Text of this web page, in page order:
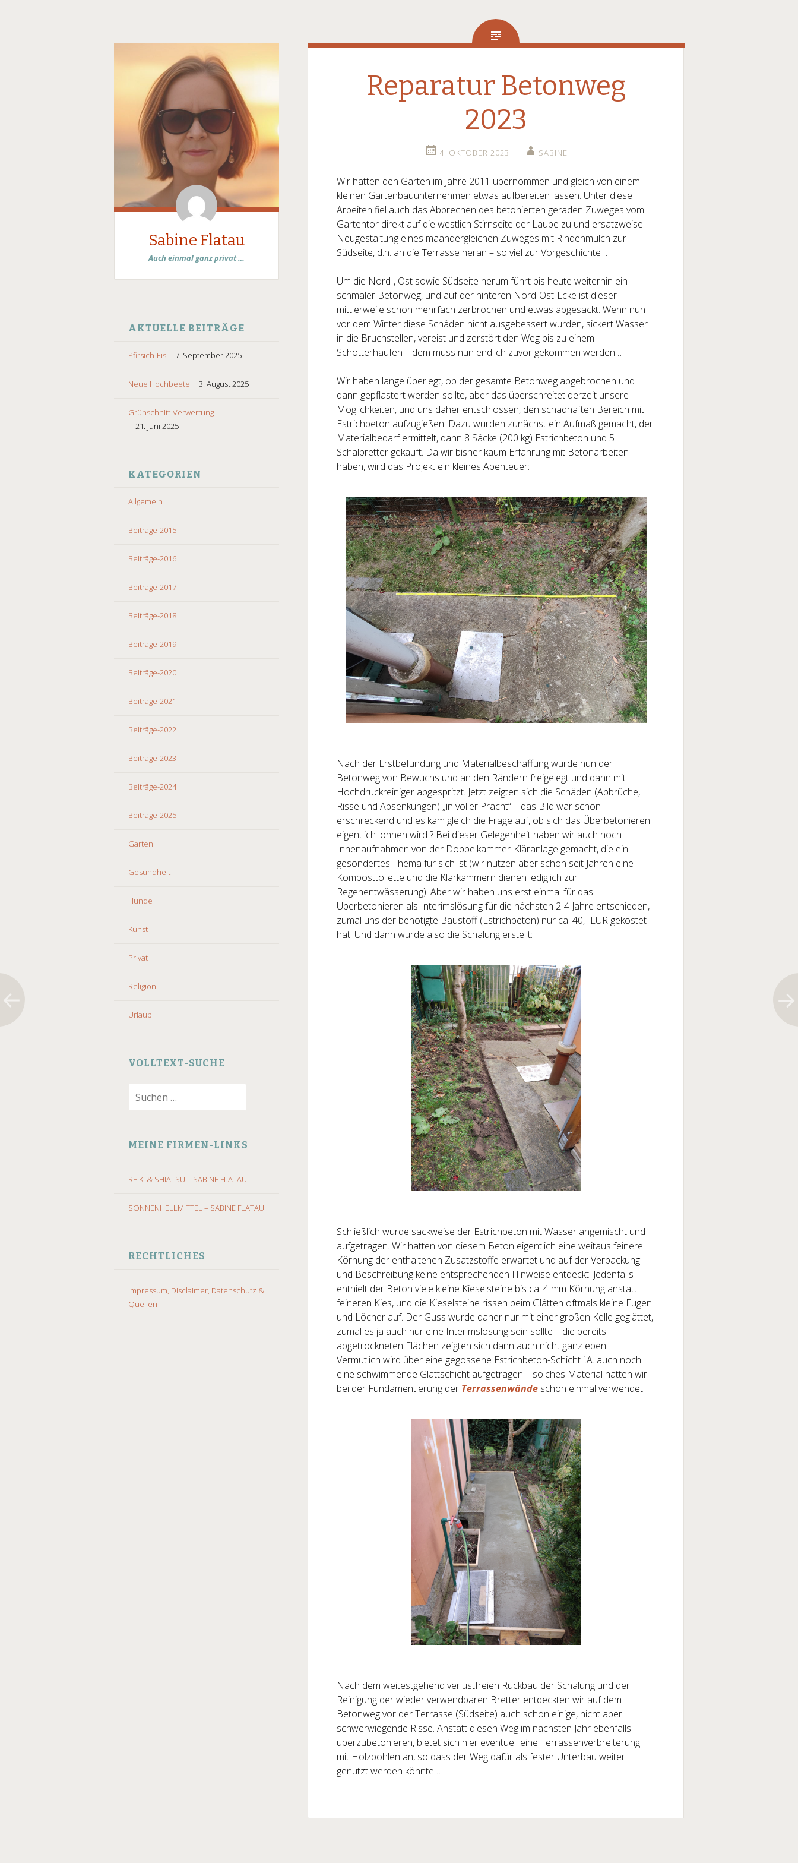
Sabine Flatau
Auch einmal ganz privat …
CONTENT
AKTUELLE BEITRÄGE
Pfirsich-Eis 7. September 2025
Neue Hochbeete 3. August 2025
Grünschnitt-Verwertung
21. Juni 2025
KATEGORIEN
Allgemein
Beiträge-2015
Beiträge-2016
Beiträge-2017
Beiträge-2018
Beiträge-2019
Beiträge-2020
Beiträge-2021
Beiträge-2022
Beiträge-2023
Beiträge-2024
Beiträge-2025
Garten
Gesundheit
Hunde
Kunst
Privat
Religion
Urlaub
VOLLTEXT-SUCHE
MEINE FIRMEN-LINKS
REIKI & SHIATSU – SABINE FLATAU
SONNENHELLMITTEL – SABINE FLATAU
RECHTLICHES
Impressum, Disclaimer, Datenschutz &
Quellen
Reparatur Betonweg
2023
4. OKTOBER 2023 SABINE
Wir hatten den Garten im Jahre 2011 übernommen und gleich von einem
kleinen Gartenbauunternehmen etwas aufbereiten lassen. Unter diese
Arbeiten fiel auch das Abbrechen des betonierten geraden Zuweges vom
Gartentor direkt auf die westlich Stirnseite der Laube zu und ersatzweise
Neugestaltung eines mäandergleichen Zuweges mit Rindenmulch zur
Südseite, d.h. an die Terrasse heran – so viel zur Vorgeschichte …
Um die Nord-, Ost sowie Südseite herum führt bis heute weiterhin ein
schmaler Betonweg, und auf der hinteren Nord-Ost-Ecke ist dieser
mittlerweile schon mehrfach zerbrochen und etwas abgesackt. Wenn nun
vor dem Winter diese Schäden nicht ausgebessert wurden, sickert Wasser
in die Bruchstellen, vereist und zerstört den Weg bis zu einem
Schotterhaufen – dem muss nun endlich zuvor gekommen werden …
Wir haben lange überlegt, ob der gesamte Betonweg abgebrochen und
dann gepflastert werden sollte, aber das überschreitet derzeit unsere
Möglichkeiten, und uns daher entschlossen, den schadhaften Bereich mit
Estrichbeton aufzugießen. Dazu wurden zunächst ein Aufmaß gemacht, der
Materialbedarf ermittelt, dann 8 Säcke (200 kg) Estrichbeton und 5
Schalbretter gekauft. Da wir bisher kaum Erfahrung mit Betonarbeiten
haben, wird das Projekt ein kleines Abenteuer:
Nach der Erstbefundung und Materialbeschaffung wurde nun der
Betonweg von Bewuchs und an den Rändern freigelegt und dann mit
Hochdruckreiniger abgespritzt. Jetzt zeigten sich die Schäden (Abbrüche,
Risse und Absenkungen) „in voller Pracht“ – das Bild war schon
erschreckend und es kam gleich die Frage auf, ob sich das Überbetonieren
eigentlich lohnen wird ? Bei dieser Gelegenheit haben wir auch noch
Innenaufnahmen von der Doppelkammer-Kläranlage gemacht, die ein
gesondertes Thema für sich ist (wir nutzen aber schon seit Jahren eine
Komposttoilette und die Klärkammern dienen lediglich zur
Regenentwässerung). Aber wir haben uns erst einmal für das
Überbetonieren als Interimslösung für die nächsten 2-4 Jahre entschieden,
zumal uns der benötigte Baustoff (Estrichbeton) nur ca. 40,- EUR gekostet
hat. Und dann wurde also die Schalung erstellt:
Schließlich wurde sackweise der Estrichbeton mit Wasser angemischt und
aufgetragen. Wir hatten von diesem Beton eigentlich eine weitaus feinere
Körnung der enthaltenen Zusatzstoffe erwartet und auf der Verpackung
und Beschreibung keine entsprechenden Hinweise entdeckt. Jedenfalls
enthielt der Beton viele kleine Kieselsteine bis ca. 4 mm Körnung anstatt
feineren Kies, und die Kieselsteine rissen beim Glätten oftmals kleine Fugen
und Löcher auf. Der Guss wurde daher nur mit einer großen Kelle geglättet,
zumal es ja auch nur eine Interimslösung sein sollte – die bereits
abgetrockneten Flächen zeigten sich dann auch nicht ganz eben.
Vermutlich wird über eine gegossene Estrichbeton-Schicht i.A. auch noch
eine schwimmende Glättschicht aufgetragen – solches Material hatten wir
bei der Fundamentierung der Terrassenwände schon einmal verwendet:
Nach dem weitestgehend verlustfreien Rückbau der Schalung und der
Reinigung der wieder verwendbaren Bretter entdeckten wir auf dem
Betonweg vor der Terrasse (Südseite) auch schon einige, nicht aber
schwerwiegende Risse. Anstatt diesen Weg im nächsten Jahr ebenfalls
überzubetonieren, bietet sich hier eventuell eine Terrassenverbreiterung
mit Holzbohlen an, so dass der Weg dafür als fester Unterbau weiter
genutzt werden könnte …